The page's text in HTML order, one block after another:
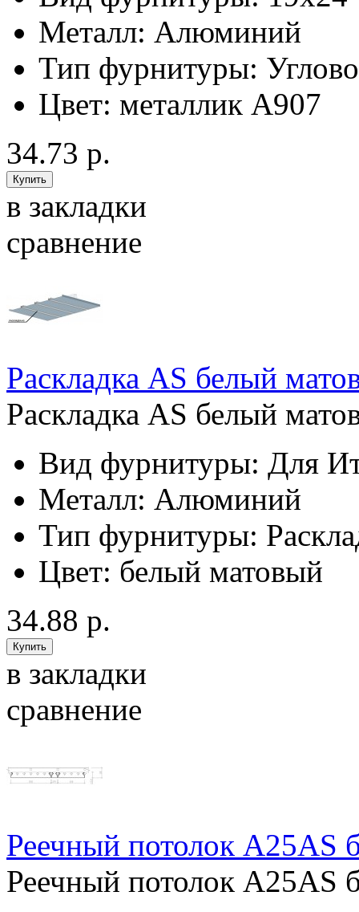
Металл: Алюминий
Тип фурнитуры:
Цвет: металлик А907
34.73 р.
в закладки
сравнение
Раскладка AS белый
Раскладка AS белый
Вид фурнитуры: Для
Металл: Алюминий
Тип фурнитуры:
Цвет: белый матовый
34.88 р.
в закладки
сравнение
Реечный потолок A25AS
Реечный потолок A25AS